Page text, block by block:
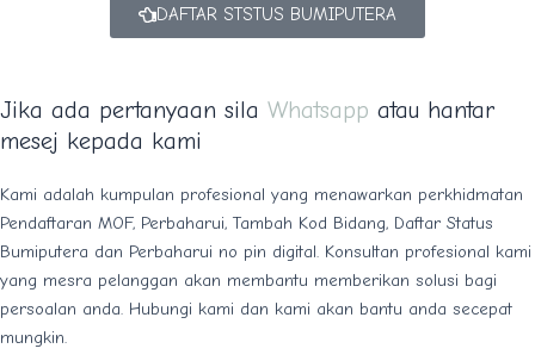
DAFTAR STSTUS BUMIPUTERA
Jika ada pertanyaan sila Whatsapp atau hantar
mesej kepada kami
Kami adalah kumpulan profesional yang menawarkan perkhidmatan
Pendaftaran MOF, Perbaharui, Tambah Kod Bidang, Daftar Status
Bumiputera dan Perbaharui no pin digital. Konsultan profesional kami
yang mesra pelanggan akan membantu memberikan solusi bagi
persoalan anda. Hubungi kami dan kami akan bantu anda secepat
mungkin.